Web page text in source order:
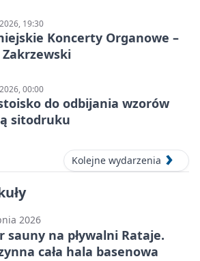
19:30
Koncerty Organowe –
00:00
do odbijania wzorów
sitodruku
Kolejne wydarzenia
2026
sauny na pływalni Rataje.
cała hala basenowa